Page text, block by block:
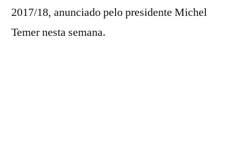
2017/18, anunciado pelo presidente Michel
Temer nesta semana.